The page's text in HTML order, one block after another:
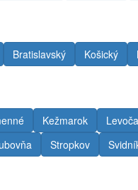
Bratislavský Košický
Kežmarok
Levoča
Stropkov